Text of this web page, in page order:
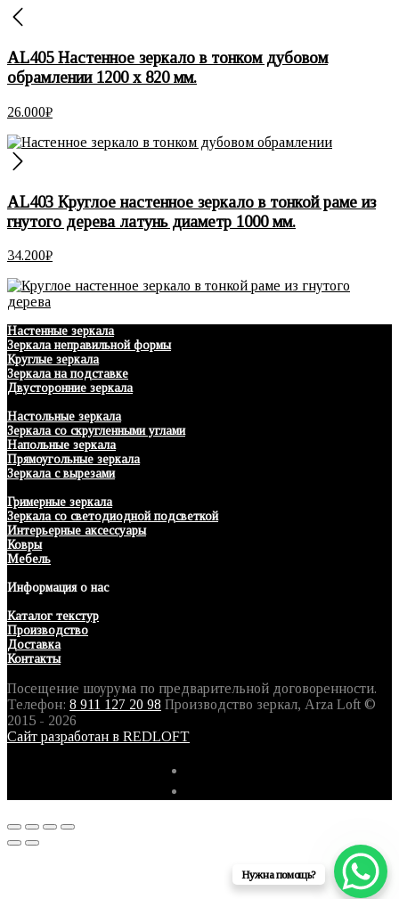
AL405 Настенное зеркало в тонком дубовом
обрамлении 1200 х 820 мм.
26.000₽
AL403 Круглое настенное зеркало в тонкой раме из
гнутого дерева латунь диаметр 1000 мм.
34.200₽
Настенные зеркала
Зеркала неправильной формы
Круглые зеркала
Зеркала на подставке
Двусторонние зеркала
Настольные зеркала
Зеркала со скругленными углами
Напольные зеркала
Прямоугольные зеркала
Зеркала с вырезами
Гримерные зеркала
Зеркала со светодиодной подсветкой
Интерьерные аксессуары
Ковры
Мебель
Информация о нас
Каталог текстур
Производство
Доставка
Контакты
Посещение шоурума по предварительной договоренности.
Телефон: 8 911 127 20 98 Производство зеркал, Arza Loft ©
2015 - 2026
Сайт разработан в REDLOFT
Нужна помощь?